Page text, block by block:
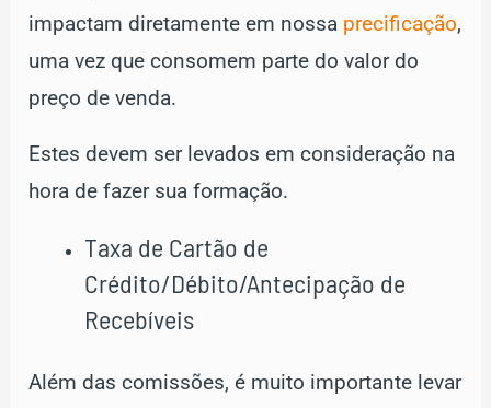
impactam diretamente em nossa precificação,
uma vez que consomem parte do valor do
preço de venda.
Estes devem ser levados em consideração na
hora de fazer sua formação.
Taxa de Cartão de
Crédito/Débito/Antecipação de
Recebíveis
Além das comissões, é muito importante levar